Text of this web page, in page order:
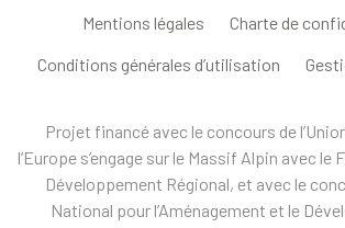
Mentions légales Charte de
Conditions générales d’utilisation
Projet financé avec le concours de
l’Europe s’engage sur le Massif Alpin avec le
Développement Régional, et avec le
National pour l’Aménagement et le